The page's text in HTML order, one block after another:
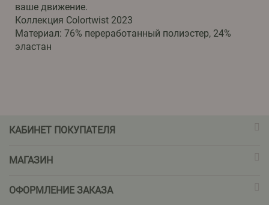
ваше движение.
Коллекция Colortwist 2023
Материал: 76% переработанный полиэстер, 24%
эластан
КАБИНЕТ ПОКУПАТЕЛЯ
МАГАЗИН
ОФОРМЛЕНИЕ ЗАКАЗА